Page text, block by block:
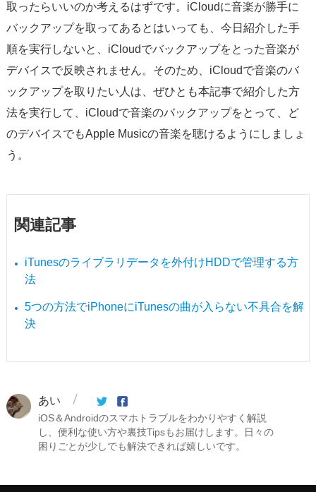
取ったらいいのか考えるはずです。iCloudに音楽が勝手に
バックアップを取ってあるとはいっても、今日紹介した手
順を実行しないと、iCloudでバックアップをとった音楽が
デバイスで反映されません。そのため、iCloudで音楽のバ
ックアップを取りたい人は、ぜひとも本記事で紹介した方
法を実行して、iCloudで音楽のバックアップをとって、ど
のデバイスでもApple Musicの音楽を聴けるようにしましょ
う。
関連記事
iTunesのライブラリデータを外付けHDDで管理する方
法
5つの方法でiPhoneにiTunesの曲が入らない不具合を解
決
あい
iOS＆Androidのスマホトラブルをわかりやすく解説
し、便利な使い方や裏技Tipsもお届けします。日々の
困りごとが少しでも解決できれば嬉しいです。